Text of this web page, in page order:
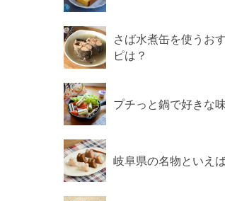
さば水煮缶を使うお
ピは？
プチっと鍋で好きな
岐阜県の名物といえ